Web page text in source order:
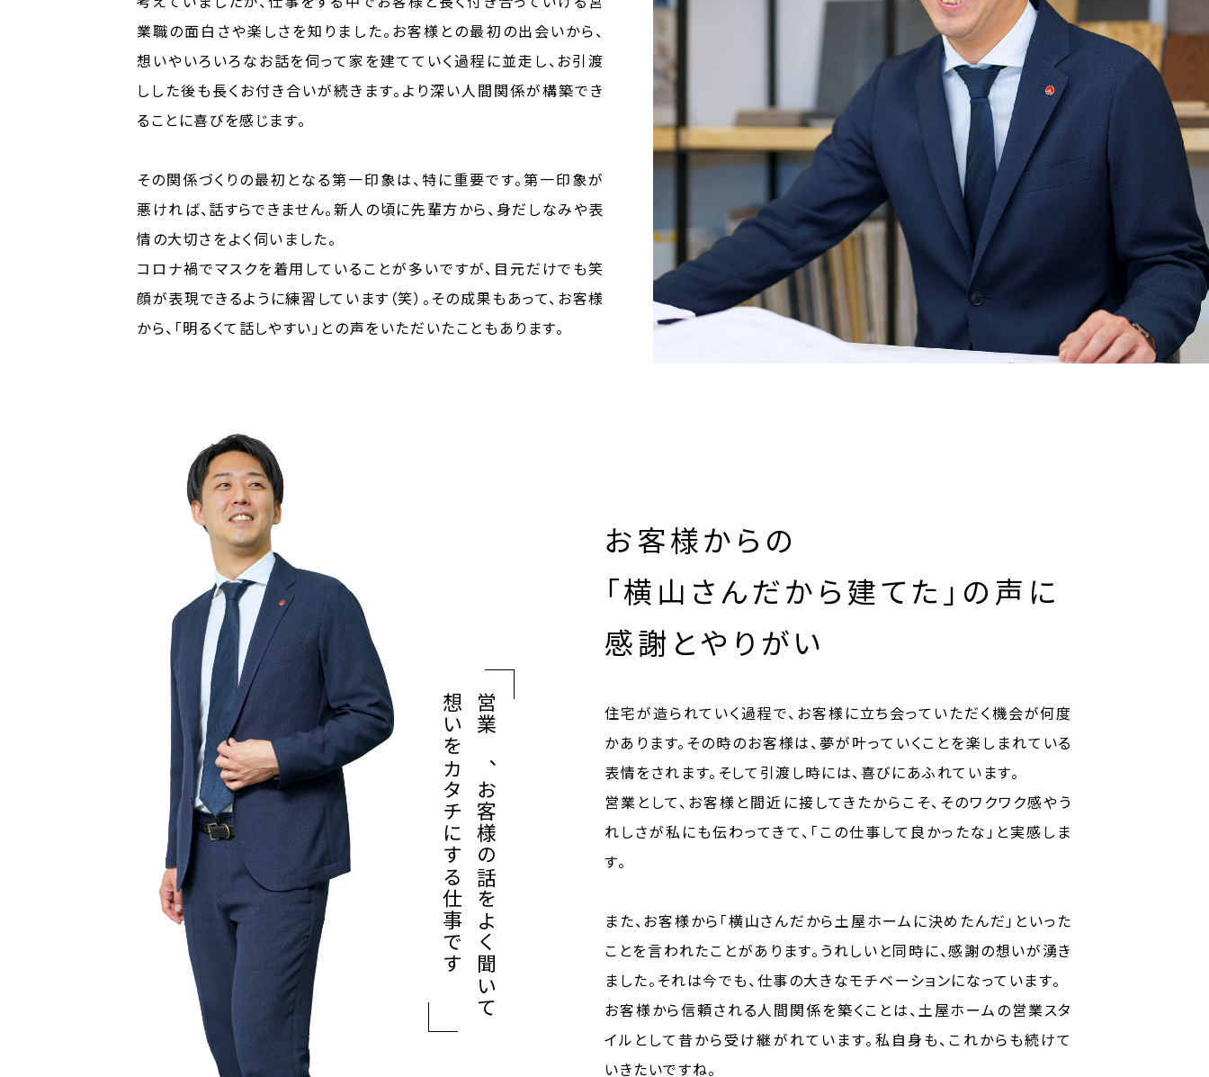
業職の面白さや楽しさを知りました。お客様との最初の出会いから、
想いやいろいろなお話を伺って家を建てていく過程に並走し、お引渡
しした後も長くお付き合いが続きます。より深い人間関係が構築でき
ることに喜びを感じます。
その関係づくりの最初となる第一印象は、特に重要です。第一印象が
悪ければ、話すらできません。新人の頃に先輩方から、身だしなみや表
情の大切さをよく伺いました。
コロナ禍でマスクを着用していることが多いですが、目元だけでも笑
顔が表現できるように練習しています（笑）。その成果もあって、お客様
から、「明るくて話しやすい」との声をいただいたこともあります。
お客様からの
「横山さんだから建てた」の声に
感謝とやりがい
住宅が造られていく過程で、お客様に立ち会っていただく機会が何度
かあります。その時のお客様は、夢が叶っていくことを楽しまれている
表情をされます。そして引渡し時には、喜びにあふれています。
営業として、お客様と間近に接してきたからこそ、そのワクワク感やう
れしさが私にも伝わってきて、「この仕事して良かったな」と実感しま
す。
また、お客様から「横山さんだから土屋ホームに決めたんだ」といった
ことを言われたことがあります。うれしいと同時に、感謝の想いが湧き
ました。それは今でも、仕事の大きなモチベーションになっています。
お客様から信頼される人間関係を築くことは、土屋ホームの営業スタ
イルとして昔から受け継がれています。私自身も、これからも続けて
いきたいですね。
営業は、お客様の話をよく聞いて
想いをカタチにする仕事です